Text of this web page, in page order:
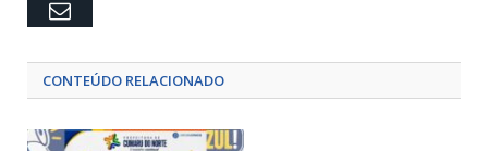
Email
CONTEÚDO RELACIONADO